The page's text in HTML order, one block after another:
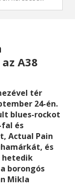
A38
tér
24-én.
blues-rockot
fal és
Actual Pain
és
hetedik
borongós
Mikla